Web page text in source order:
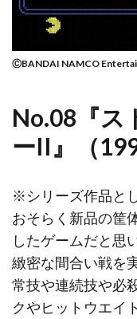
ⒸBANDAI NAMCO
No.08『ス
ーII』（
※シリーズ作品と
おそらく新品の筐
したゲームだと思
緻密な間合い戦を
常技や連続技や必
クやヒットウエイ